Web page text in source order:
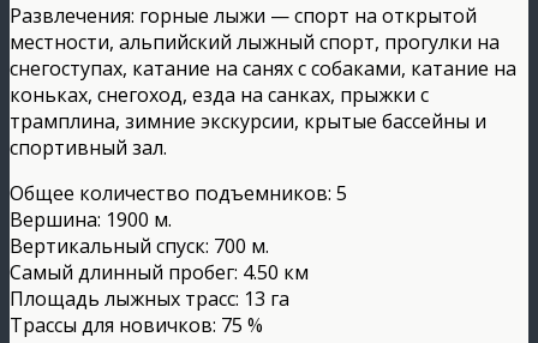
Развлечения: горные лыжи — спорт на открытой
местности, альпийский лыжный спорт, прогулки на
снегоступах, катание на санях с собаками, катание на
коньках, снегоход, езда на санках, прыжки с
трамплина, зимние экскурсии, крытые бассейны и
спортивный зал.
Общее количество подъемников: 5
Вершина: 1900 м.
Вертикальный спуск: 700 м.
Самый длинный пробег: 4.50 км
Площадь лыжных трасс: 13 га
Трассы для новичков: 75 %